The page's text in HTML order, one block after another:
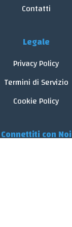
Contatti
Legale
Privacy Policy
Termini di Servizio
Cookie Policy
Connettiti con Noi